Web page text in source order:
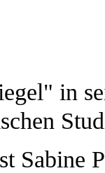
in
Sabine